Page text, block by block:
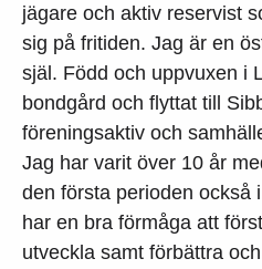
jägare och aktiv reservist
sig på fritiden. Jag är en
själ. Född och uppvuxen i
bondgård och flyttat till
föreningsaktiv och
Jag har varit över 10 år
den första perioden också
har en bra förmåga att
utveckla samt förbättra